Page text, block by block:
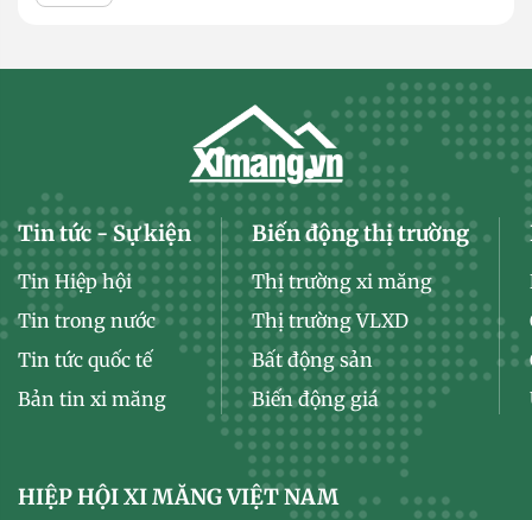
Tin tức - Sự kiện
Tin Hiệp hội
Tin trong nước
Tin tức quốc tế
Bản tin xi măng
Biến động thị trường
Thị trường xi măng
Thị trường VLXD
Bất động sản
Biến động giá
HIỆP HỘI XI MĂNG VIỆT NAM